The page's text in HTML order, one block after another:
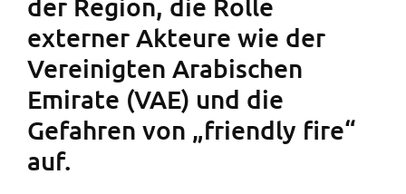
der Region, die Rolle
externer Akteure wie der
Vereinigten Arabischen
Emirate (VAE) und die
Gefahren von „friendly fire“
auf.